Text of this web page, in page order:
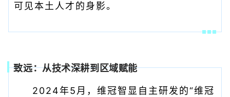
可见本土人才的身影。
致远：从技术深耕到区域赋能
2024年5月，维冠智显自主研发的“维冠